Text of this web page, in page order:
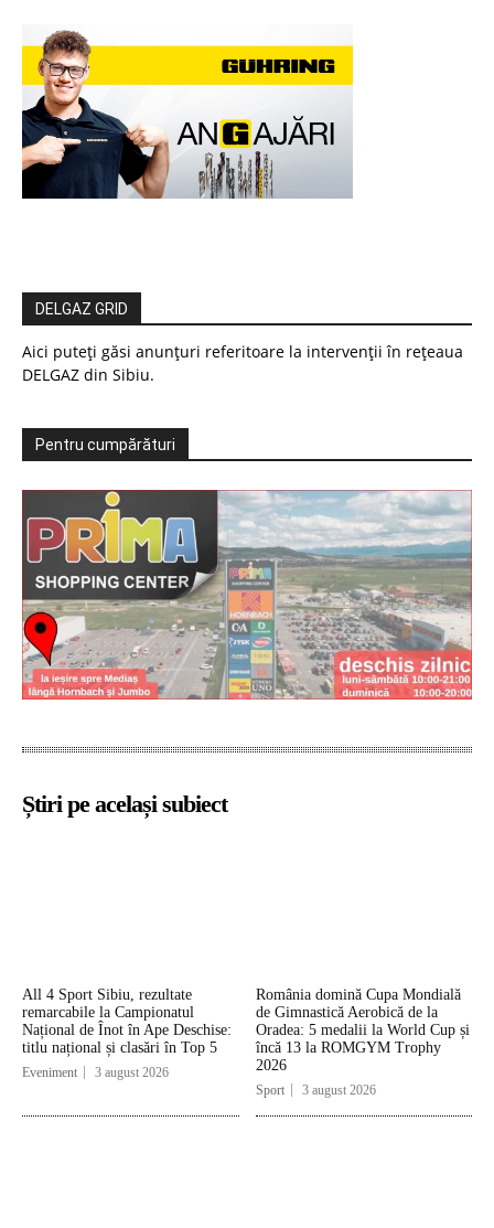
DELGAZ GRID
Aici puteți găsi anunțuri referitoare la intervenții în rețeaua
DELGAZ din Sibiu.
Pentru cumpărături
Știri pe același subiect
All 4 Sport Sibiu, rezultate
remarcabile la Campionatul
Național de Înot în Ape Deschise:
titlu național și clasări în Top 5
Eveniment 3 august 2026
România domină Cupa Mondială
de Gimnastică Aerobică de la
Oradea: 5 medalii la World Cup și
încă 13 la ROMGYM Trophy
2026
Sport 3 august 2026